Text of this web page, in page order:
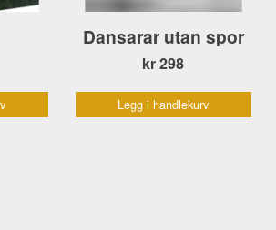
Dansarar utan spor
kr 298
Legg i handlekurv